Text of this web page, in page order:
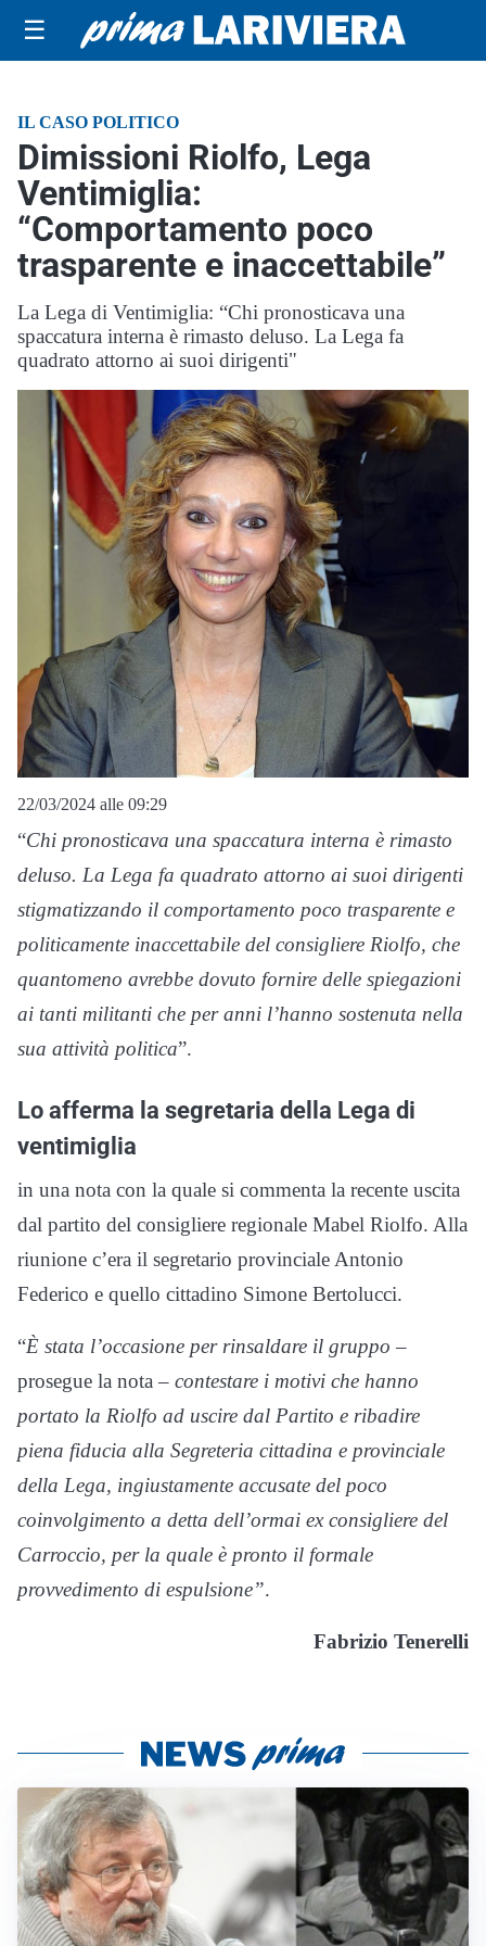
☰
IL CASO POLITICO
Dimissioni Riolfo, Lega
Ventimiglia:
“Comportamento poco
trasparente e inaccettabile”
La Lega di Ventimiglia: “Chi pronosticava una
spaccatura interna è rimasto deluso. La Lega fa
quadrato attorno ai suoi dirigenti"
22/03/2024 alle 09:29
“Chi pronosticava una spaccatura interna è rimasto
deluso. La Lega fa quadrato attorno ai suoi dirigenti
stigmatizzando il comportamento poco trasparente e
politicamente inaccettabile del consigliere Riolfo, che
quantomeno avrebbe dovuto fornire delle spiegazioni
ai tanti militanti che per anni l’hanno sostenuta nella
sua attività politica”.
Lo afferma la segretaria della Lega di
ventimiglia
in una nota con la quale si commenta la recente uscita
dal partito del consigliere regionale Mabel Riolfo. Alla
riunione c’era il segretario provinciale Antonio
Federico e quello cittadino Simone Bertolucci.
“È stata l’occasione per rinsaldare il gruppo –
prosegue la nota – contestare i motivi che hanno
portato la Riolfo ad uscire dal Partito e ribadire
piena fiducia alla Segreteria cittadina e provinciale
della Lega, ingiustamente accusate del poco
coinvolgimento a detta dell’ormai ex consigliere del
Carroccio, per la quale è pronto il formale
provvedimento di espulsione”.
Fabrizio Tenerelli